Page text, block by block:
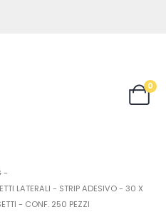
0
-
LATERALI - STRIP ADESIVO - 30 X
- CONF. 250 PEZZI